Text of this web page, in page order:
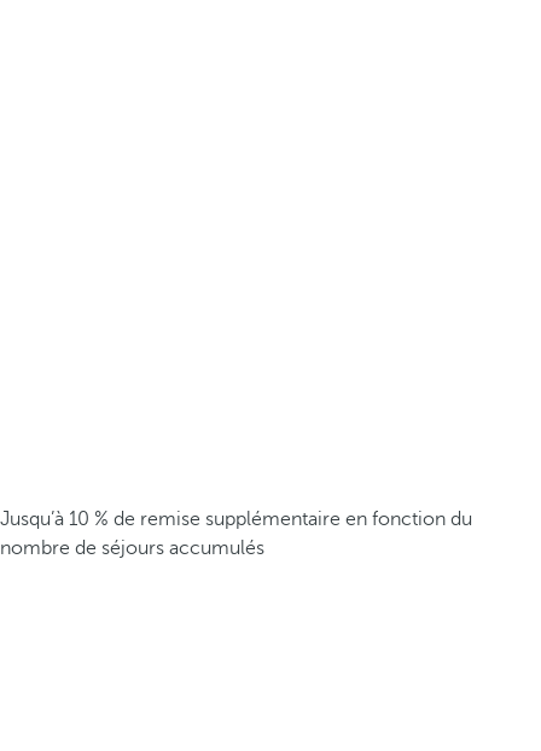
Jusqu’à 10 % de remise supplémentaire en fonction du
nombre de séjours accumulés